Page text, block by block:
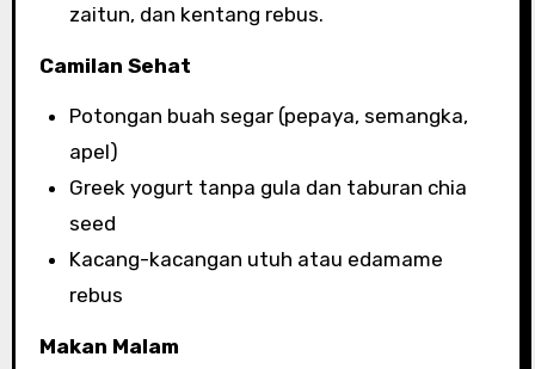
zaitun, dan kentang rebus.
Camilan Sehat
Potongan buah segar (pepaya, semangka,
apel)
Greek yogurt tanpa gula dan taburan chia
seed
Kacang-kacangan utuh atau edamame
rebus
Makan Malam